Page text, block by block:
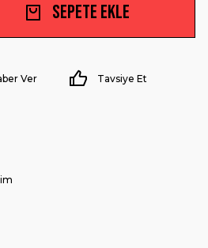
Sepete Ekle
Ver Tavsiye Et